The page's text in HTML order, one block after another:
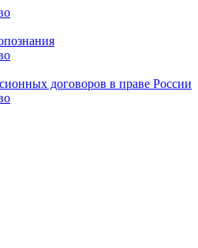
договоров в праве России